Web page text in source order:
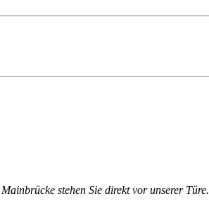
stehen Sie direkt vor unserer Türe.